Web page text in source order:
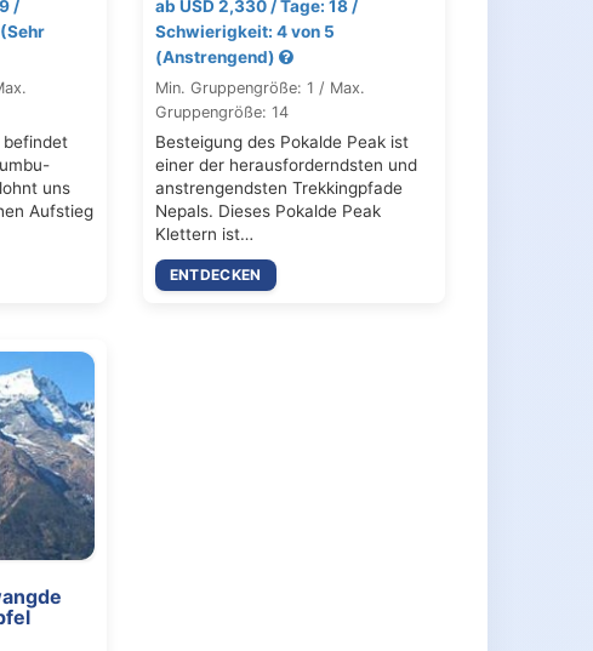
/
befindet
uns
Aufstieg
ab USD 2,330 / Tage: 18 /
Schwierigkeit: 4 von 5
(Anstrengend)
Min. Gruppengröße: 1 / Max.
Gruppengröße: 14
Besteigung des Pokalde Peak ist
einer der herausforderndsten und
anstrengendsten Trekkingpfade
Nepals. Dieses Pokalde Peak
Klettern ist…
ENTDECKEN